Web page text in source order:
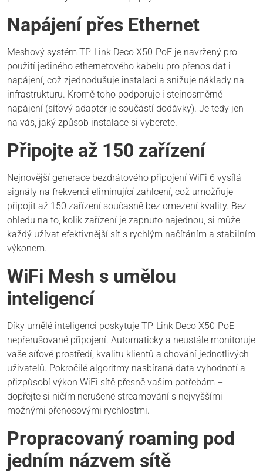
Napájení přes Ethernet
Meshový systém TP-Link Deco X50-PoE je navržený pro
použití jediného ethernetového kabelu pro přenos dat i
napájení, což zjednodušuje instalaci a snižuje náklady na
infrastrukturu. Kromě toho podporuje i stejnosměrné
napájení (síťový adaptér je součástí dodávky). Je tedy jen
na vás, jaký způsob instalace si vyberete.
Připojte až 150 zařízení
Nejnovější generace bezdrátového připojení WiFi 6 vysílá
signály na frekvenci eliminující zahlcení, což umožňuje
připojit až 150 zařízení současně bez omezení kvality. Bez
ohledu na to, kolik zařízení je zapnuto najednou, si může
každý užívat efektivnější síť s rychlým načítáním a stabilním
výkonem.
WiFi Mesh s umělou
inteligencí
Díky umělé inteligenci poskytuje TP-Link Deco X50-PoE
nepřerušované připojení. Automaticky a neustále monitoruje
vaše síťové prostředí, kvalitu klientů a chování jednotlivých
uživatelů. Pokročilé algoritmy nasbíraná data vyhodnotí a
přizpůsobí výkon WiFi sítě přesně vašim potřebám –
dopřejte si ničím nerušené streamování s nejvyššími
možnými přenosovými rychlostmi.
Propracovaný roaming pod
jedním názvem sítě